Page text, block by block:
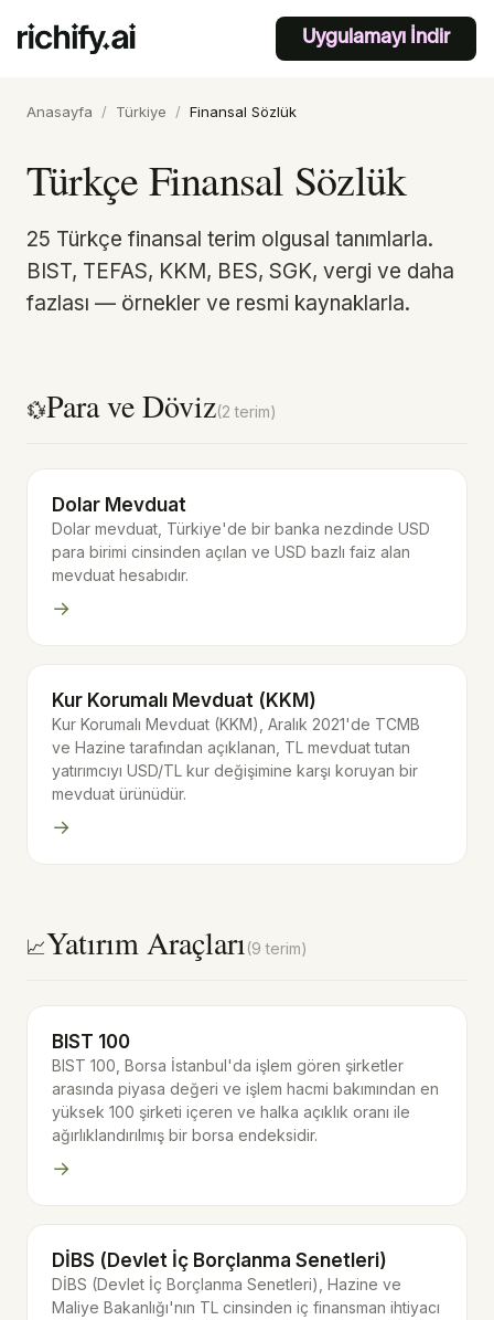
Uygulamayı İndir
Anasayfa / Türkiye / Finansal Sözlük
Türkçe Finansal Sözlük
25 Türkçe finansal terim olgusal tanımlarla.
BIST, TEFAS, KKM, BES, SGK, vergi ve daha
fazlası — örnekler ve resmi kaynaklarla.
💱Para ve Döviz(2 terim)
Dolar Mevduat
Dolar mevduat, Türkiye'de bir banka nezdinde USD
para birimi cinsinden açılan ve USD bazlı faiz alan
mevduat hesabıdır.
→
Kur Korumalı Mevduat (KKM)
Kur Korumalı Mevduat (KKM), Aralık 2021'de TCMB
ve Hazine tarafından açıklanan, TL mevduat tutan
yatırımcıyı USD/TL kur değişimine karşı koruyan bir
mevduat ürünüdür.
→
📈Yatırım Araçları(9 terim)
BIST 100
BIST 100, Borsa İstanbul'da işlem gören şirketler
arasında piyasa değeri ve işlem hacmi bakımından en
yüksek 100 şirketi içeren ve halka açıklık oranı ile
ağırlıklandırılmış bir borsa endeksidir.
→
DİBS (Devlet İç Borçlanma Senetleri)
DİBS (Devlet İç Borçlanma Senetleri), Hazine ve
Maliye Bakanlığı'nın TL cinsinden iç finansman ihtiyacı